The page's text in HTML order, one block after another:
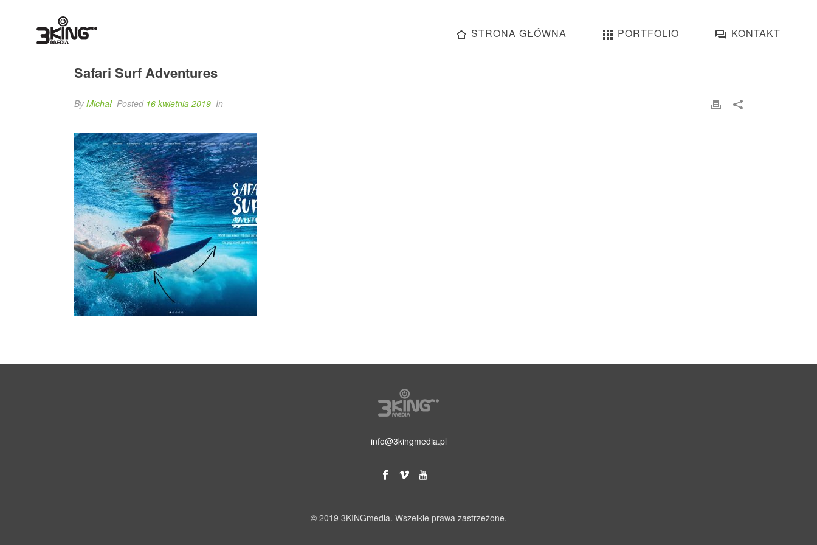
STRONA GŁÓWNA PORTFOLIO KONTAKT
Safari Surf Adventures
ByMichał Posted 16 kwietnia 2019 In
info@3kingmedia.pl
© 2019 3KINGmedia. Wszelkie prawa zastrzeżone.